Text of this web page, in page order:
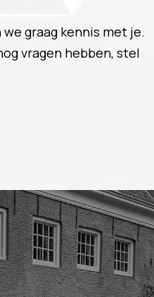
graag kennis met je.
vragen hebben, stel